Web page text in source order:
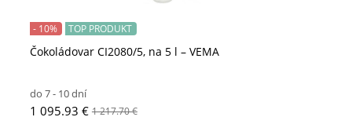
Čokoládovar CI2080/5, na 5 l – VEMA
- 10% TOP PRODUKT
do 7 - 10 dní
1 095.93 € 1 217.70 €